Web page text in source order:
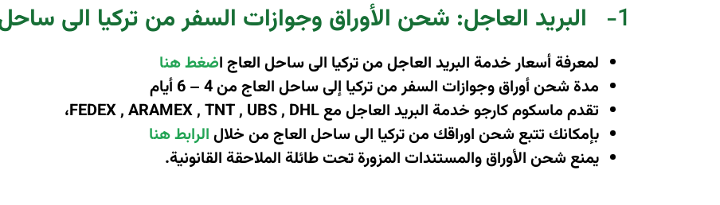
1-
البريد العاجل: شحن الأوراق وجوازات السفر من تركيا الى
لمعرفة أسعار خدمة البريد العاجل من تركيا الى ساحل العاج اضغط هنا
مدة شحن أوراق وجوازات السفر من تركيا إلى ساحل العاج من 4 – 6 أيام
تقدم ماسكوم كارجو خدمة البريد العاجل معFEDEX , ARAMEX , TNT , UBS , DHL،
بإمكانك تتبع شحن اوراقك من تركيا الى ساحل العاج من خلالالرابط هنا
يمنع شحن الأوراق والمستندات المزورة تحت طائلة الملاحقة القانونية.